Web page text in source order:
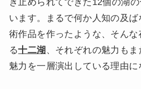
き止められてできた12個の湖
います。まるで何か人知の及
術作品を作ったような、そん
る十二湖 、それぞれの魅力も
魅力を一層演出している理由に